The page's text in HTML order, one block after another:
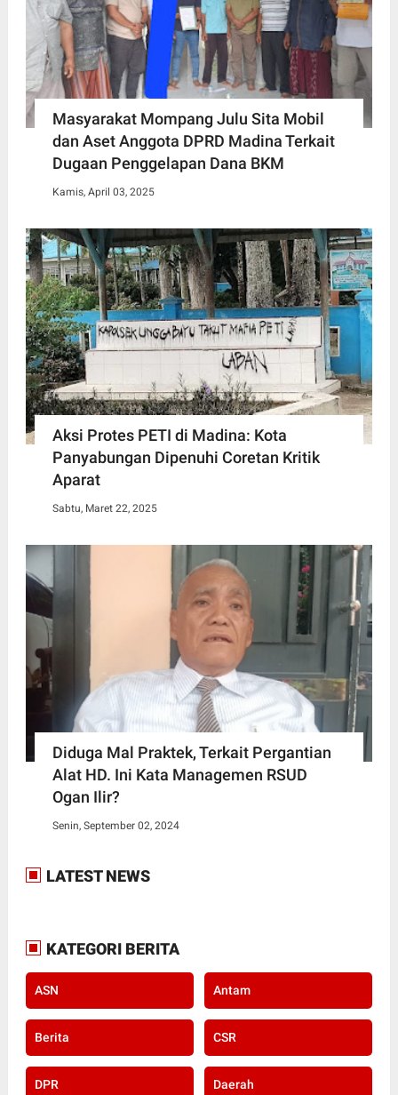
Masyarakat Mompang Julu Sita Mobil
dan Aset Anggota DPRD Madina Terkait
Dugaan Penggelapan Dana BKM
Kamis, April 03, 2025
Aksi Protes PETI di Madina: Kota
Panyabungan Dipenuhi Coretan Kritik
Aparat
Sabtu, Maret 22, 2025
Diduga Mal Praktek, Terkait Pergantian
Alat HD. Ini Kata Managemen RSUD
Ogan Ilir?
Senin, September 02, 2024
LATEST NEWS
KATEGORI BERITA
ASN Antam
Berita CSR
DPR Daerah